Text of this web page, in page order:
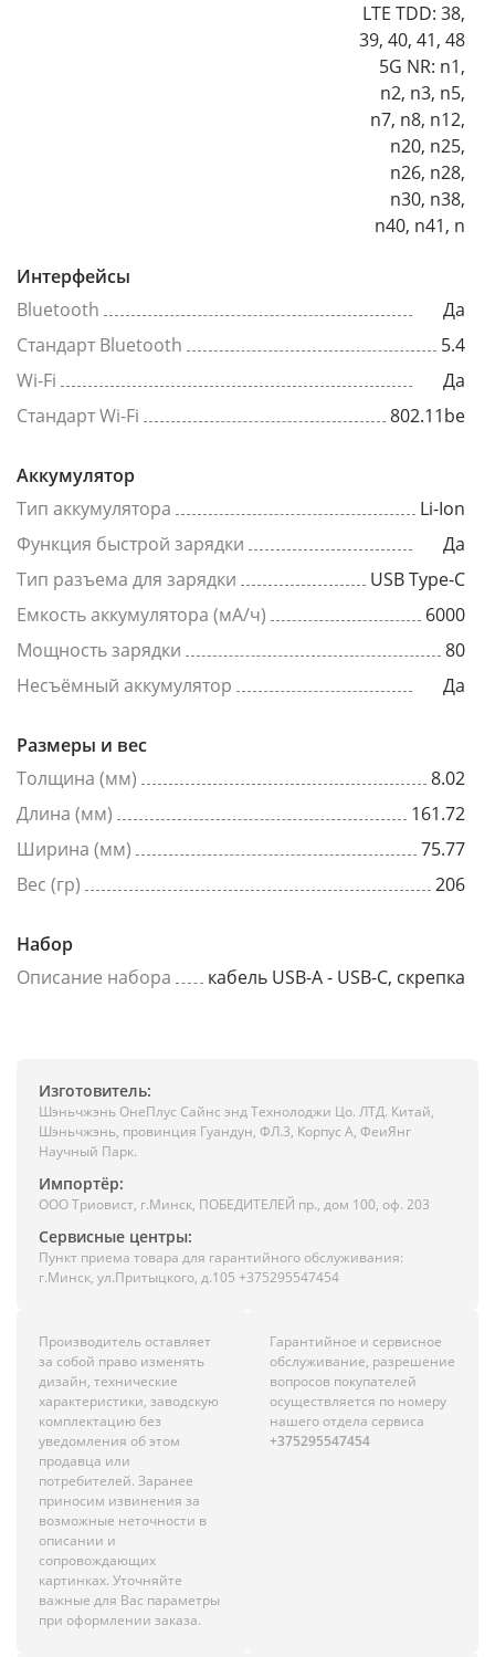
LTE TDD: 38,
39, 40, 41, 48
5G NR: n1,
n2, n3, n5,
n7, n8, n12,
n20, n25,
n26, n28,
n30, n38,
n40, n41, n
Интерфейсы
Bluetooth
Да
Стандарт Bluetooth
5.4
Wi-Fi
Да
Стандарт Wi-Fi
802.11be
Аккумулятор
Тип аккумулятора
Li-Ion
Функция быстрой зарядки
Да
Тип разъема для зарядки
USB Type-C
Емкость аккумулятора (мА/ч)
6000
Мощность зарядки
80
Несъёмный аккумулятор
Да
Размеры и вес
Толщина (мм)
8.02
Длина (мм)
161.72
Ширина (мм)
75.77
Вес (гр)
206
Набор
Описание набора
кабель USB-A - USB-C, скрепка
Изготовитель:
Шэньчжэнь ОнеПлус Сайнс энд Технолоджи Цо. ЛТД. Китай,
Шэньчжэнь, провинция Гуандун, ФЛ.3, Корпус А, ФеиЯнг
Научный Парк.
Импортёр:
ООО Триовист, г.Минск, ПОБЕДИТЕЛЕЙ пр., дом 100, оф. 203
Сервисные центры:
Пункт приема товара для гарантийного обслуживания:
г.Минск, ул.Притыцкого, д.105 +375295547454
Производитель оставляет
за собой право изменять
дизайн, технические
характеристики, заводскую
комплектацию без
уведомления об этом
продавца или
потребителей. Заранее
приносим извинения за
возможные неточности в
описании и
сопровождающих
картинках. Уточняйте
важные для Вас параметры
при оформлении заказа.
Гарантийное и сервисное
обслуживание, разрешение
вопросов покупателей
осуществляется по номеру
нашего отдела сервиса
+375295547454